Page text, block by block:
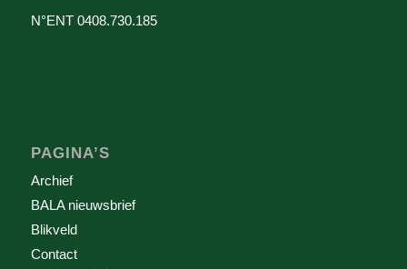
N°ENT 0408.730.185
PAGINA’S
Archief
BALA nieuwsbrief
Blikveld
Contact